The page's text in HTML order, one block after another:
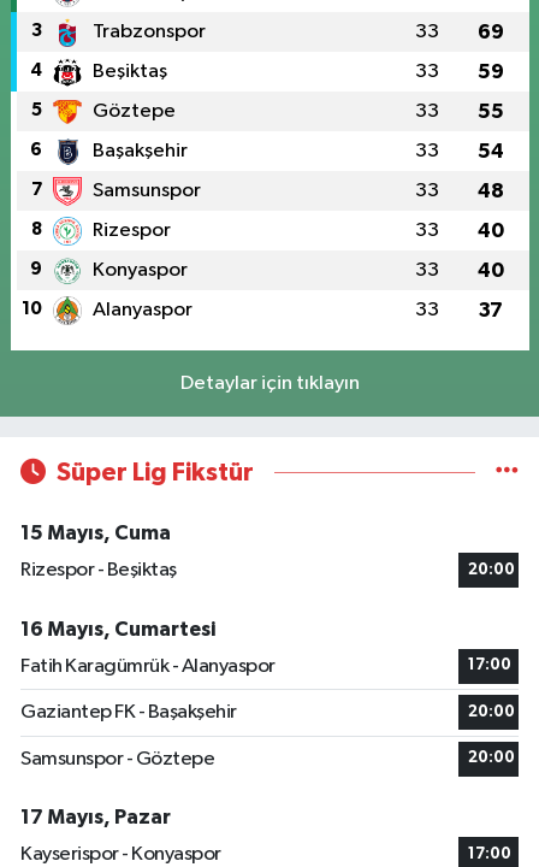
3 Trabzonspor 33 69
4 Beşiktaş 33 59
5 Göztepe 33 55
6 Başakşehir 33 54
7 Samsunspor 33 48
8 Rizespor 33 40
9 Konyaspor 33 40
10 Alanyaspor 33 37
Detaylar için tıklayın
Süper Lig Fikstür
15 Mayıs, Cuma
Rizespor - Beşiktaş
20:00
16 Mayıs, Cumartesi
Fatih Karagümrük - Alanyaspor
17:00
Gaziantep FK - Başakşehir 20:00
Samsunspor - Göztepe 20:00
17 Mayıs, Pazar
Kayserispor - Konyaspor
17:00